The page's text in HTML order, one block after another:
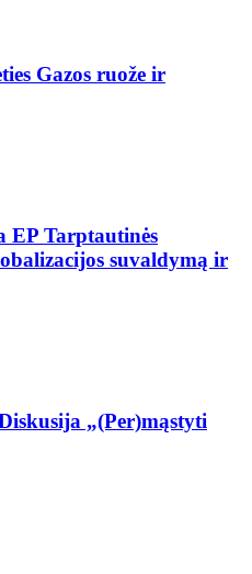
Gazos ruože ir
EP Tarptautinės
suvaldymą ir
„(Per)mąstyti